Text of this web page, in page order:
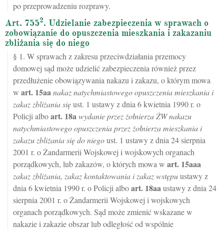
po przeprowadzeniu rozprawy.
Art. 7552. Udzielanie zabezpieczenia w sprawach o
zobowiązanie do opuszczenia mieszkania i zakazaniu
zbliżania się do niego
§ 1. W sprawach z zakresu przeciwdziałania przemocy
domowej sąd może udzielić zabezpieczenia również przez
przedłużenie obowiązywania nakazu i zakazu, o którym mowa
w art. 15aanakaz natychmiastowego opuszczenia mieszkania i
zakaz zbliżania sięust. 1 ustawy z dnia 6 kwietnia 1990 r. o
Policji alboart. 18awydanie przez żołnierza ŻW nakazu
natychmiastowego opuszczenia przez żołnierza mieszkania i
zakazu zbliżania się do niegoust. 1 ustawy z dnia 24 sierpnia
2001 r. o Żandarmerii Wojskowej i wojskowych organach
porządkowych, lub zakazów, o których mowa w art. 15aaa
zakaz zbliżania, zakaz kontaktowania i zakaz wstępuustawy z
dnia 6 kwietnia 1990 r. o Policji alboart. 18aaustawy z dnia 24
sierpnia 2001 r. o Żandarmerii Wojskowej i wojskowych
organach porządkowych. Sąd może zmienić wskazane w
nakazie i zakazie obszar lub odległość od wspólnie